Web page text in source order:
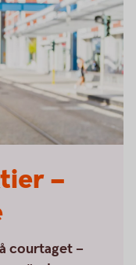
–
courtaget –